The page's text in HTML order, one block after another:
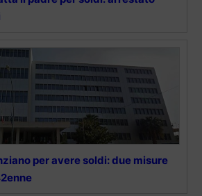
per avere soldi: due misure